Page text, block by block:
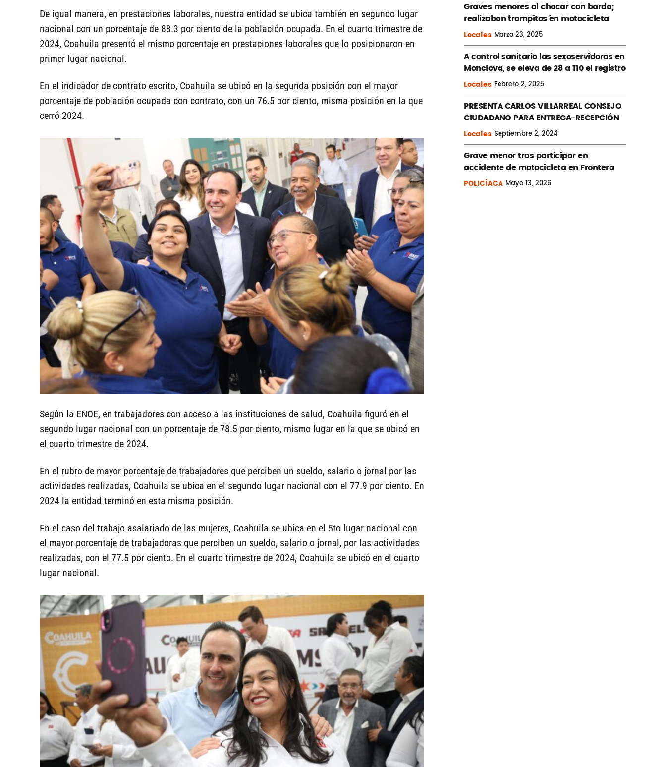
De igual manera, en prestaciones laborales, nuestra entidad se ubica también en segundo lugar
nacional con un porcentaje de 88.3 por ciento de la población ocupada. En el cuarto trimestre de
2024, Coahuila presentó el mismo porcentaje en prestaciones laborales que lo posicionaron en
primer lugar nacional.
En el indicador de contrato escrito, Coahuila se ubicó en la segunda posición con el mayor
porcentaje de población ocupada con contrato, con un 76.5 por ciento, misma posición en la que
cerró 2024.
Según la ENOE, en trabajadores con acceso a las instituciones de salud, Coahuila figuró en el
segundo lugar nacional con un porcentaje de 78.5 por ciento, mismo lugar en la que se ubicó en
el cuarto trimestre de 2024.
En el rubro de mayor porcentaje de trabajadores que perciben un sueldo, salario o jornal por las
actividades realizadas, Coahuila se ubica en el segundo lugar nacional con el 77.9 por ciento. En
2024 la entidad terminó en esta misma posición.
En el caso del trabajo asalariado de las mujeres, Coahuila se ubica en el 5to lugar nacional con
el mayor porcentaje de trabajadoras que perciben un sueldo, salario o jornal, por las actividades
realizadas, con el 77.5 por ciento. En el cuarto trimestre de 2024, Coahuila se ubicó en el cuarto
lugar nacional.
Graves menores al chocar con barda;
realizaban ´trompitos ´en motocicleta
Locales Marzo23, 2025
A control sanitario las sexoservidoras en
Monclova, se eleva de 28 a 110 el registro
Locales Febrero2, 2025
PRESENTA CARLOS VILLARREAL CONSEJO
CIUDADANO PARA ENTREGA-RECEPCIÓN
Locales Septiembre2, 2024
Grave menor tras participar en
accidente de motocicleta en Frontera
POLICÍACA Mayo13, 2026